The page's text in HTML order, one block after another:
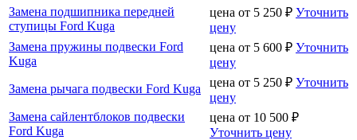
Замена подшипника передней
ступицы Ford Kuga
цена от 5 250 ₽ Уточнить
цену
Замена пружины подвески Ford
Kuga
цена от 5 600 ₽ Уточнить
цену
Замена рычага подвески Ford Kuga
цена от 5 250 ₽ Уточнить
цену
Замена сайлентблоков подвески
Ford Kuga
цена от 10 500 ₽
Уточнить цену